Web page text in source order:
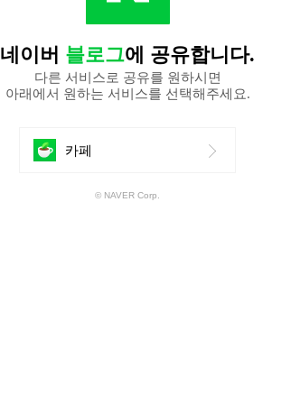
네이버 블로그에 공유합니다.
다른 서비스로 공유를 원하시면
아래에서 원하는 서비스를 선택해주세요.
카페
공
© NAVER Corp.